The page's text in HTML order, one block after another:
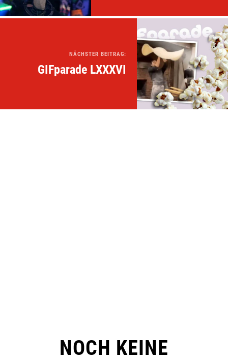
NÄCHSTER BEITRAG:
GIFparade LXXXVI
NOCH KEINE